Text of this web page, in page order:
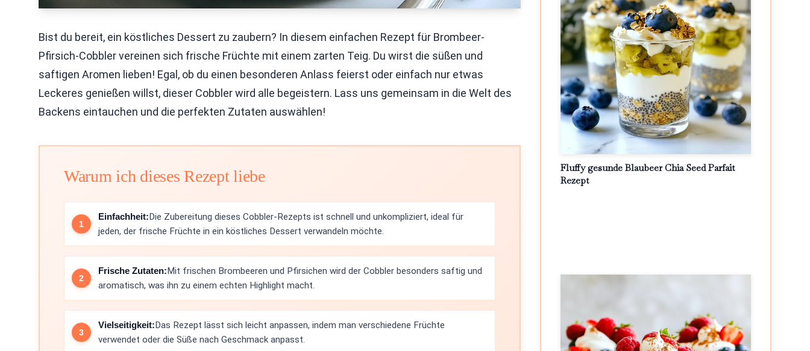
Bist du bereit, ein köstliches Dessert zu zaubern? In diesem einfachen Rezept für Brombeer-
Pfirsich-Cobbler vereinen sich frische Früchte mit einem zarten Teig. Du wirst die süßen und
saftigen Aromen lieben! Egal, ob du einen besonderen Anlass feierst oder einfach nur etwas
Leckeres genießen willst, dieser Cobbler wird alle begeistern. Lass uns gemeinsam in die Welt des
Backens eintauchen und die perfekten Zutaten auswählen!
Warum ich dieses Rezept liebe
Einfachheit:Die Zubereitung dieses Cobbler-Rezepts ist schnell und unkompliziert, ideal für
jeden, der frische Früchte in ein köstliches Dessert verwandeln möchte.
Frische Zutaten:Mit frischen Brombeeren und Pfirsichen wird der Cobbler besonders saftig und
aromatisch, was ihn zu einem echten Highlight macht.
Vielseitigkeit:Das Rezept lässt sich leicht anpassen, indem man verschiedene Früchte
verwendet oder die Süße nach Geschmack anpasst.
Fluffy gesunde Blaubeer Chia Seed Parfait
Rezept